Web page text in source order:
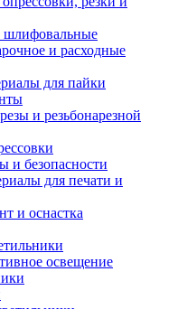
шлифовальные
и расходные
для пайки
и резьбонарезной
и безопасности
для печати и
и оснастка
освещение